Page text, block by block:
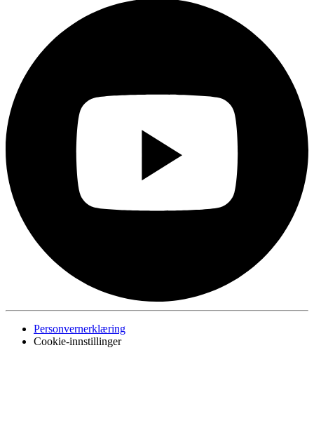
Personvernerklæring
Cookie-innstillinger